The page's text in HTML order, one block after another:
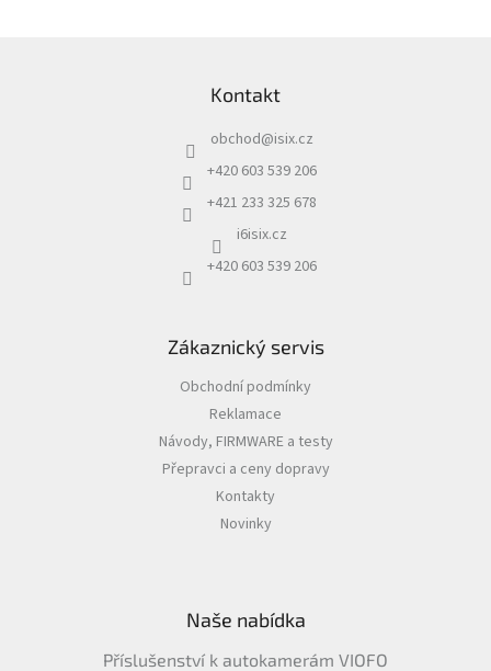
c
í
r
v
y
v
p
u
Kontakt
obchod@isix.cz
+420 603 539 206
+421 233 325 678
i6isix.cz
+420 603 539 206
Zákaznický servis
Obchodní podmínky
Reklamace
Návody, FIRMWARE a testy
Přepravci a ceny dopravy
Kontakty
Novinky
Naše nabídka
Příslušenství k autokamerám VIOFO